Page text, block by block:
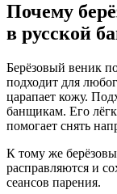
Почему
в русской
Берёзовый веник
подходит для
царапает кожу.
банщикам. Его
помогает снять
К тому же
расправляются и
сеансов парения.